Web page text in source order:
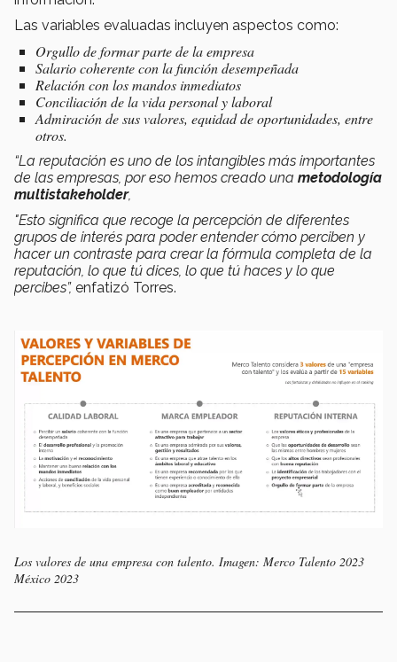
Las variables evaluadas incluyen aspectos como:
Orgullo de formar parte de la empresa
Salario coherente con la función desempeñada
Relación con los mandos inmediatos
Conciliación de la vida personal y laboral
Admiración de sus valores, equidad de oportunidades, entre
otros.
“La reputación es uno de los intangibles más importantes
de las empresas, por eso hemos creado una metodología
multistakeholder,
"Esto significa que recoge la percepción de diferentes
grupos de interés para poder entender cómo perciben y
hacer un contraste para crear la fórmula completa de la
reputación, lo que tú dices, lo que tú haces y lo que
percibes”, enfatizó Torres.
Los valores de una empresa con talento. Imagen: Merco Talento 2023
México 2023